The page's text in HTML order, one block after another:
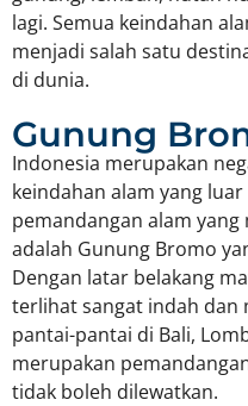
lagi. Semua keindahan
menjadi salah satu
di dunia.
Gunung
Indonesia merupakan
keindahan alam yang luar
pemandangan alam
adalah Gunung Bromo
Dengan latar belakang
terlihat sangat indah dan
pantai-pantai di Bali,
merupakan
tidak boleh dilewatkan.